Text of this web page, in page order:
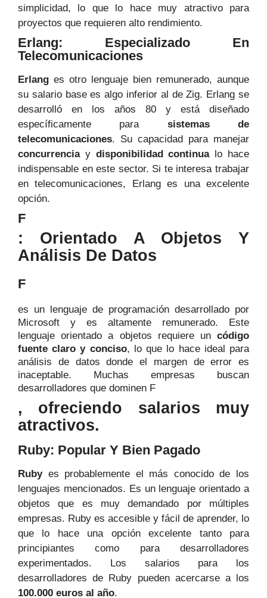
simplicidad, lo que lo hace muy atractivo para
proyectos que requieren alto rendimiento.
Erlang: Especializado En
Telecomunicaciones
Erlang es otro lenguaje bien remunerado, aunque
su salario base es algo inferior al de Zig. Erlang se
desarrolló en los años 80 y está diseñado
específicamente para sistemas de
telecomunicaciones. Su capacidad para manejar
concurrenciay disponibilidad continualo hace
indispensable en este sector. Si te interesa trabajar
en telecomunicaciones, Erlang es una excelente
opción.
F
: Orientado A Objetos Y
Análisis De Datos
F
es un lenguaje de programación desarrollado por
Microsoft y es altamente remunerado. Este
lenguaje orientado a objetos requiere un código
fuente claro y conciso, lo que lo hace ideal para
análisis de datos donde el margen de error es
inaceptable. Muchas empresas buscan
desarrolladores que dominen F
, ofreciendo salarios muy
atractivos.
Ruby: Popular Y Bien Pagado
Rubyes probablemente el más conocido de los
lenguajes mencionados. Es un lenguaje orientado a
objetos que es muy demandado por múltiples
empresas. Ruby es accesible y fácil de aprender, lo
que lo hace una opción excelente tanto para
principiantes como para desarrolladores
experimentados. Los salarios para los
desarrolladores de Ruby pueden acercarse a los
100.000 euros al año.